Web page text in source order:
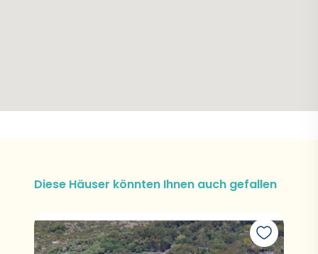
Diese Häuser könnten Ihnen auch gefallen